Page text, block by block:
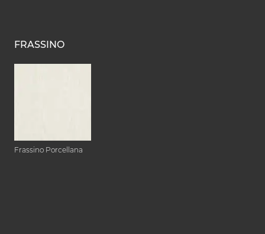
FRASSINO
Frassino Porcellana